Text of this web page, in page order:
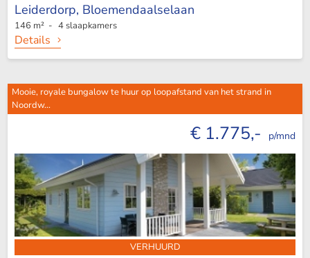
Leiderdorp, Bloemendaalselaan
146 m² - 4 slaapkamers
Details
Mooie, royale bungalow te huur op loopafstand van het strand in
Noordw...
€ 1.775,- p/mnd
VERHUURD